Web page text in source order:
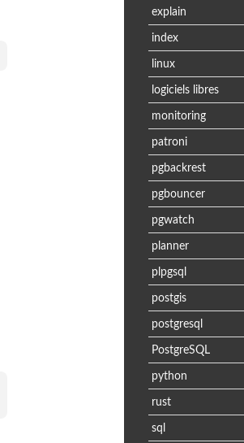
explain
index
linux
logiciels libres
monitoring
patroni
pgbackrest
pgbouncer
pgwatch
planner
plpgsql
postgis
postgresql
PostgreSQL
python
rust
sql